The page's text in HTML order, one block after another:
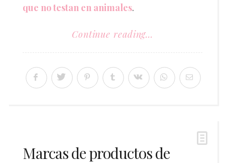
que no testan en animales.
Continue reading...
Marcas de productos de